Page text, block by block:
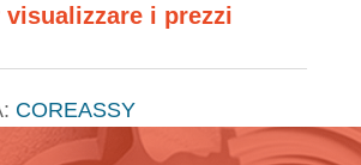
visualizzare i prezzi
COREASSY